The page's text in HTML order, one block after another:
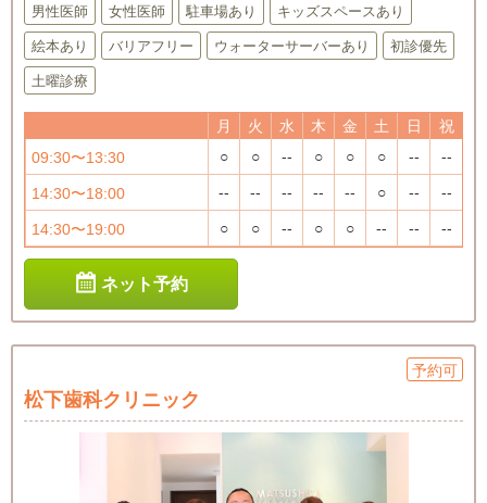
男性医師 女性医師 駐車場あり キッズスペースあり
絵本あり バリアフリー ウォーターサーバーあり 初診優先
土曜診療
月 火 水 木 金 土 日
祝
09:30〜13:30
○ ○ -- ○ ○ ○ -- --
14:30〜18:00 -- -- -- -- -- ○ -- --
14:30〜19:00 ○ ○ -- ○ ○ -- -- --
ネット予約
予約可
松下歯科クリニック